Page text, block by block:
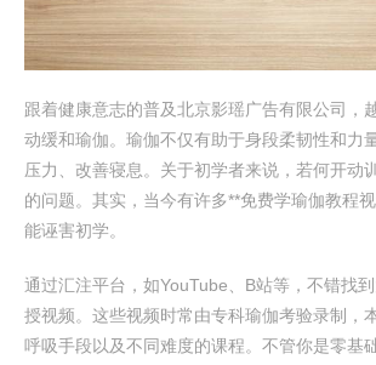
跟着健康意志的普及北京影瑶广告有限公司，
动缓和瑜伽。瑜伽不仅有助于身段柔韧性和力
压力、改善寝息。关于初学者来说，若何开动
的问题。其实，当今有许多**免费学瑜伽教程
能诬害初学。
通过汇注平台，如YouTube、B站等，不错找
授视频。这些视频时常由专科瑜伽考验录制，
呼吸手段以及不同难度的课程。不管你是零基